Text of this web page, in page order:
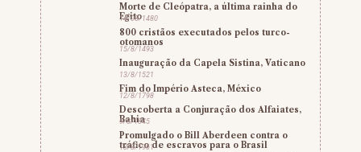
Morte de Cleópatra, a última rainha do
Egito
14/08/1480
800 cristãos executados pelos turco-
otomanos
15/8/1493
Inauguração da Capela Sistina, Vaticano
13/8/1521
Fim do Império Asteca, México
12/8/1798
Descoberta a Conjuração dos Alfaiates,
Bahia
9/8/1845
Promulgado o Bill Aberdeen contra o
tráfico de escravos para o Brasil
13/8/1961